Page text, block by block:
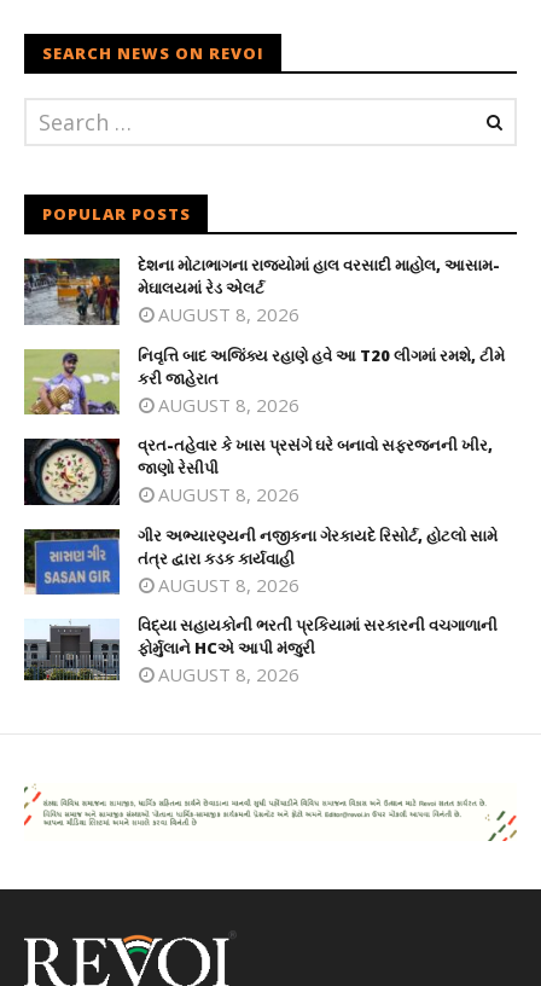
SEARCH NEWS ON REVOI
POPULAR POSTS
દેશના મોટાભાગના રાજ્યોમાં હાલ વરસાદી માહોલ, આસામ-
મેઘાલયમાં રેડ એલર્ટ
AUGUST 8, 2026
નિવૃત્તિ બાદ અજિંક્ય રહાણે હવે આ T20 લીગમાં રમશે, ટીમે
કરી જાહેરાત
AUGUST 8, 2026
વ્રત-તહેવાર કે ખાસ પ્રસંગે ઘરે બનાવો સફરજનની ખીર,
જાણો રેસીપી
AUGUST 8, 2026
ગીર અભ્યારણ્યની નજીકના ગેરકાયદે રિસોર્ટ, હોટલો સામે
તંત્ર દ્વારા કડક કાર્યવાહી
AUGUST 8, 2026
વિદ્યા સહાયકોની ભરતી પ્રકિયામાં સરકારની વચગાળાની
ફોર્મુલાને HCએ આપી મંજુરી
AUGUST 8, 2026